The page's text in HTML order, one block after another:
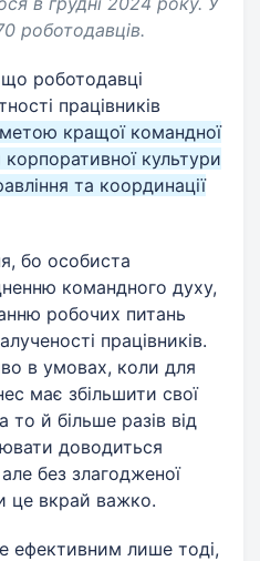
роботодавців.
роботодавці
працівників
кращої командної
культури
та координації
бо особиста
командного духу,
робочих питань
працівників.
в умовах, коли для
має збільшити свої
й більше разів від
доводиться
без злагодженої
це вкрай важко.
ефективним лише тоді,